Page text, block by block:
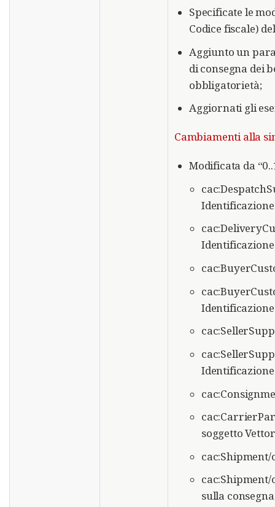
Specificate le
Codice fiscale)
Aggiunto un
di consegna dei
obbligatorietà;
Aggiornati gli
Cambiamenti alla
Modificata da
soggetto
sulla